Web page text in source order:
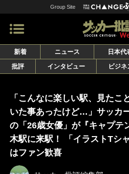
Group Site
新着 ニュース 日本代
批評
インタビュー ビジネ
「こんなに楽しい駅、見たこ
いた事あったけど…」サッカ
の「26歳女優」が『キャプテ
木駅に来駅！ 「イラストTシ
はファン歓喜